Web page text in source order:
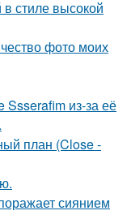
стиле высокой
фото моих
из-за её
план (Close -
сиянием